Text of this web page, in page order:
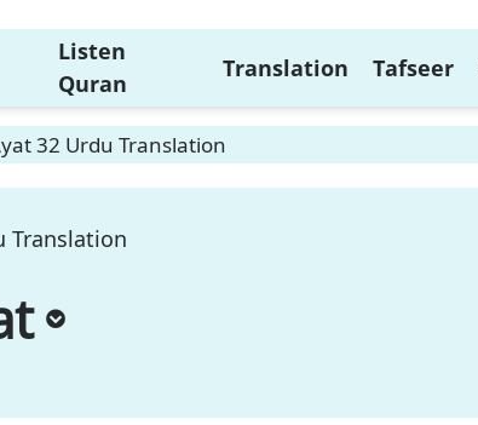
Listen
Quran
Translation Tafseer
32 Urdu Translation
Translation